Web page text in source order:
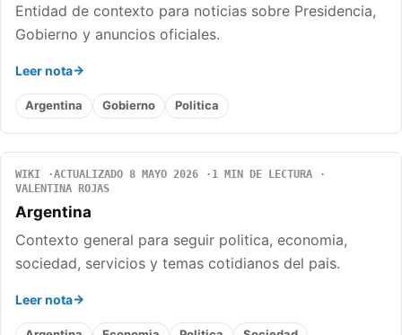
Entidad de contexto para noticias sobre Presidencia,
Gobierno y anuncios oficiales.
Leer nota
Argentina Gobierno Politica
WIKI ACTUALIZADO 8 MAYO 2026
1 MIN DE LECTURA
VALENTINA ROJAS
Argentina
Contexto general para seguir politica, economia,
sociedad, servicios y temas cotidianos del pais.
Leer nota